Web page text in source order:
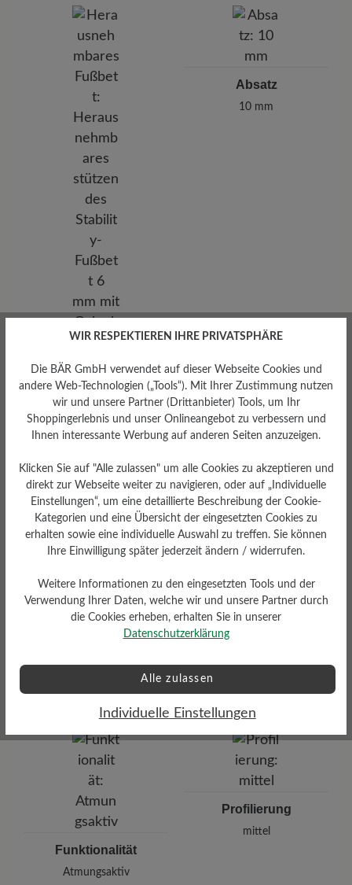
Herausnehmbares
Herausnehmbares stützendes
Stability-Fußbett 6 mm mit
Gelenkstütze und Textilbezug
Absatz
10 mm
Dämpfungsgrad
mittel Gewicht Ca. Pro Schuh
Funktionalität
Atmungsaktiv
Profilierung
mittel
WIR RESPEKTIEREN IHRE PRIVATSPHÄRE
Die BÄR GmbH verwendet auf dieser Webseite Cookies und
andere Web-Technologien („Tools“). Mit Ihrer Zustimmung nutzen
wir und unsere Partner (Drittanbieter) Tools, um Ihr
Shoppingerlebnis und unser Onlineangebot zu verbessern und
Ihnen interessante Werbung auf anderen Seiten anzuzeigen.
Klicken Sie auf "Alle zulassen" um alle Cookies zu akzeptieren und
direkt zur Webseite weiter zu navigieren, oder auf „Individuelle
Einstellungen“, um eine detaillierte Beschreibung der Cookie-
Kategorien und eine Übersicht der eingesetzten Cookies zu
erhalten sowie eine individuelle Auswahl zu treffen. Sie können
Ihre Einwilligung später jederzeit ändern / widerrufen.
Weitere Informationen zu den eingesetzten Tools und der
Verwendung Ihrer Daten, welche wir und unsere Partner durch
die Cookies erheben, erhalten Sie in unserer
Datenschutzerklärung
Alle zulassen
Individuelle Einstellungen